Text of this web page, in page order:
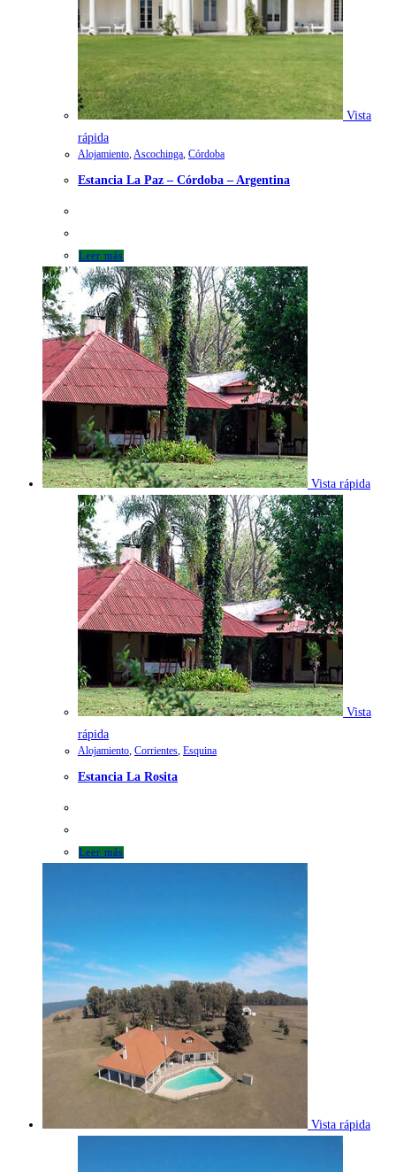
Vista
rápida
Alojamiento Ascochinga Córdoba
Estancia La Paz – Córdoba – Argentina
Leer más
Vista rápida
Vista
rápida
Alojamiento Corrientes Esquina
Estancia La Rosita
Leer más
Vista rápida